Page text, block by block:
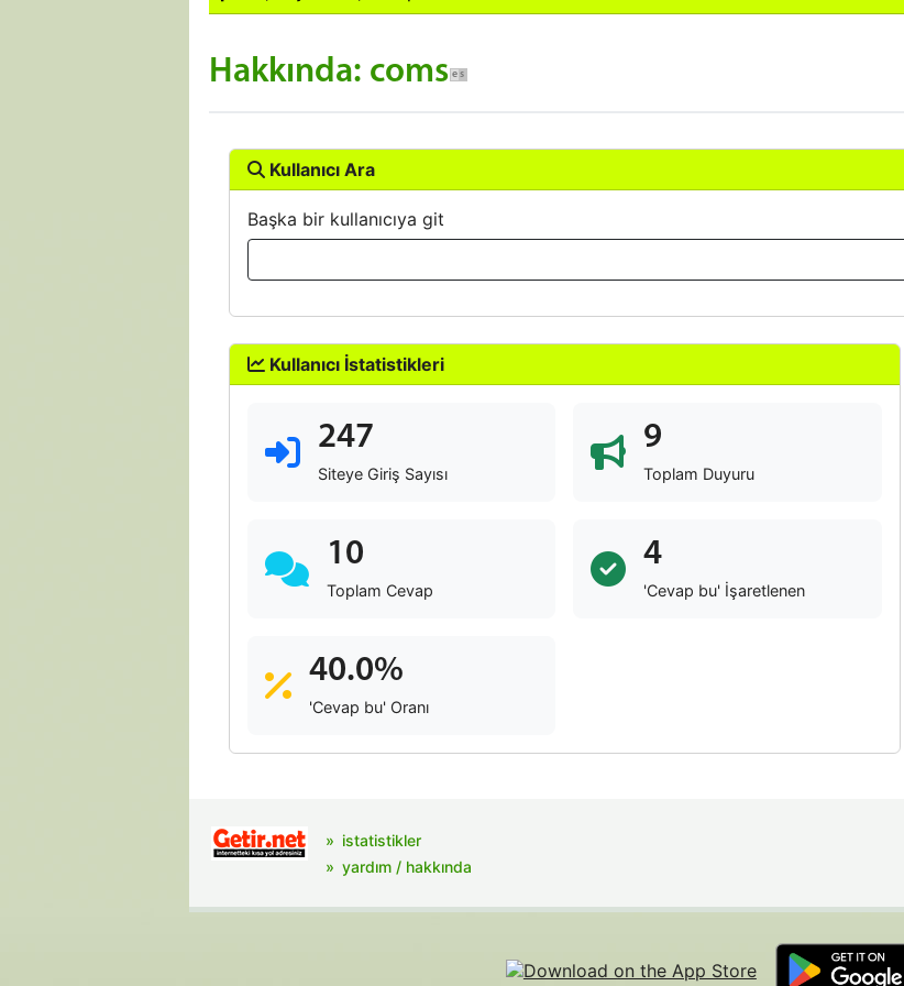
Hakkında: coms
Kullanıcı Ara
Başka bir kullanıcıya git
Kullanıcı İstatistikleri
247
Siteye Giriş Sayısı
9
Toplam Duyuru
10
Toplam Cevap
4
'Cevap bu' İşaretlenen
40.0%
'Cevap bu' Oranı
istatistikler
yardım / hakkında